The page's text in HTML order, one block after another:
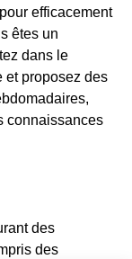
efficacement
êtes un
dans le
et proposez des
connaissances
des
des